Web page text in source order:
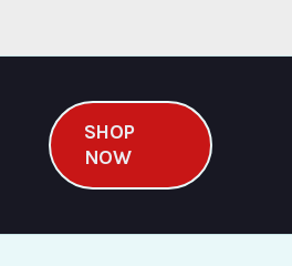
SHOP
NOW